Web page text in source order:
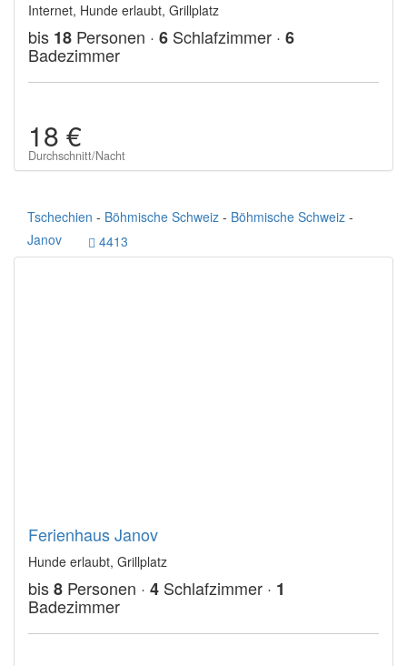
Internet, Hunde erlaubt, Grillplatz
bis 18 Personen · 6 Schlafzimmer · 6
Badezimmer
18 €
Durchschnitt/Nacht
Tschechien - Böhmische Schweiz - Böhmische Schweiz -
Janov
4413
Ferienhaus Janov
Hunde erlaubt, Grillplatz
bis8 Personen · 4 Schlafzimmer · 1
Badezimmer